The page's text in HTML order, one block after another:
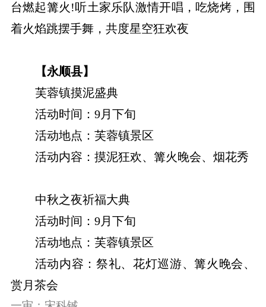
台燃起篝火!听土家乐队激情开唱，吃烧烤，围
着火焰跳摆手舞，共度星空狂欢夜
【永顺县】
芙蓉镇摸泥盛典
活动时间：9月下旬
活动地点：芙蓉镇景区
活动内容：摸泥狂欢、篝火晚会、烟花秀
中秋之夜祈福大典
活动时间：9月下旬
活动地点：芙蓉镇景区
活动内容：祭礼、花灯巡游、篝火晚会、
赏月茶会